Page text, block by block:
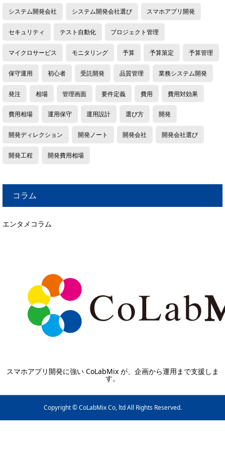
システム開発会社 システム開発会社選び スマホアプリ開発
セキュリティ テスト自動化 プロジェクト管理
マイクロサービス モニタリング 予算 予算策定 予算管理
保守運用 初心者 受託開発 品質管理 業務システム開発
発注 相場 管理画面 要件定義 費用 費用対効果
費用相場 運用保守 運用設計 選び方 開発
開発ディレクション 開発ノート 開発会社 開発会社選び
開発工程 開発費用相場
コラム
エンタメコラム
スマホアプリ開発に強い CoLabMix が、企画から運用まで支援しま
す。
Copyright © CoLabMix Co, ltd All Rights Reserved.